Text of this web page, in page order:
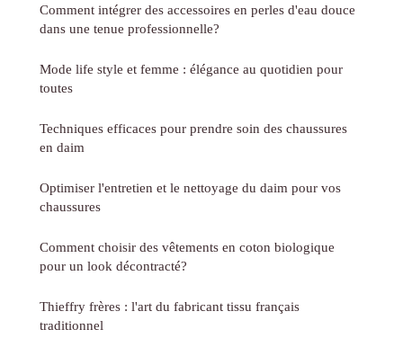
Comment intégrer des accessoires en perles d'eau douce
dans une tenue professionnelle?
Mode life style et femme : élégance au quotidien pour
toutes
Techniques efficaces pour prendre soin des chaussures
en daim
Optimiser l'entretien et le nettoyage du daim pour vos
chaussures
Comment choisir des vêtements en coton biologique
pour un look décontracté?
Thieffry frères : l'art du fabricant tissu français
traditionnel